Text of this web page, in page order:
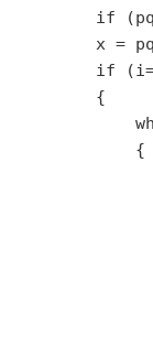
if
x =
if
        {
            {